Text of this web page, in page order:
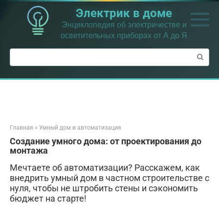
Перейти
контенту
Электрик в доме
Энциклопедия об электричестве и
осветительных приборах от А до Я
Поиск:
Главная » Умный дом и автоматизация
Создание умного дома: от проектирования до
монтажа
Мечтаете об автоматизации? Расскажем, как
внедрить умный дом в частном строительстве с
нуля, чтобы не штробить стены и сэкономить
бюджет на старте!